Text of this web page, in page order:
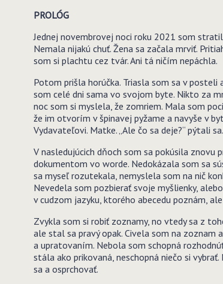
PROLÓG
Jednej novembrovej noci roku 2021 som
Nemala nijakú chuť. Žena sa začala mrviť.
som si plachtu cez tvár. Ani tá ničím nepáchla.
Potom prišla horúčka. Triasla som sa v
som celé dni sama vo svojom byte. Nikto za
noc som si myslela, že zomriem. Mala som
že im otvorím v špinavej pyžame a navyše v
Vydavateľovi. Matke. „Ale čo sa deje?“ pýtali
V nasledujúcich dňoch som sa pokúsila znovu
dokumentom vo worde. Nedokázala som sa
sa myseľ rozutekala, nemyslela som na nič
Nevedela som pozbierať svoje myšlienky,
v cudzom jazyku, ktorého abecedu poznám,
Zvykla som si robiť zoznamy, no vtedy sa z
ale stal sa pravý opak. Civela som na
a upratovaním. Nebola som schopná
stála ako prikovaná, neschopná niečo si
sa a osprchovať.